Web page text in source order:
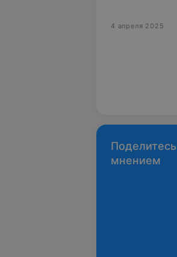
4 апреля 2025
Поделитесь
мнением